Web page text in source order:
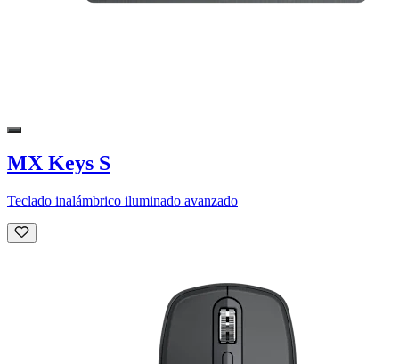
MX Keys S
Teclado inalámbrico iluminado avanzado